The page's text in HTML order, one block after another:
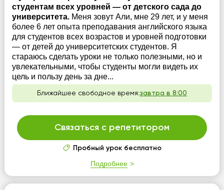
студентам всех уровней — от детского сада до
университета. Меня зовут Али, мне 29 лет, и у меня
более 6 лет опыта преподавания английского языка
для студентов всех возрастов и уровней подготовки
— от детей до университетских студентов. Я
стараюсь сделать уроки не только полезными, но и
увлекательными, чтобы студенты могли видеть их
цель и пользу день за дне...
Ближайшее свободное время:завтра в 8:00
Связаться с репетитором
Пробный урок бесплатно
Подробнее